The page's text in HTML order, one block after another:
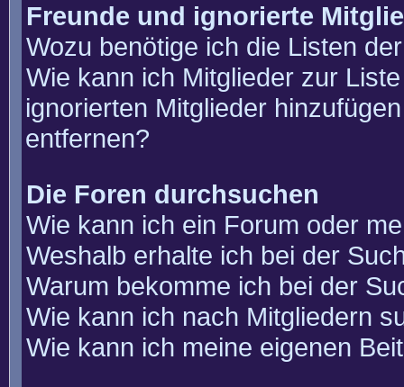
Freunde und ignorierte
Wozu benötige ich die Listen
Wie kann ich Mitglieder zur
ignorierten Mitglieder
entfernen?
Die Foren durchsuchen
Wie kann ich ein Forum oder
Weshalb erhalte ich bei der
Warum bekomme ich bei der
Wie kann ich nach Mitgliedern
Wie kann ich meine eigenen